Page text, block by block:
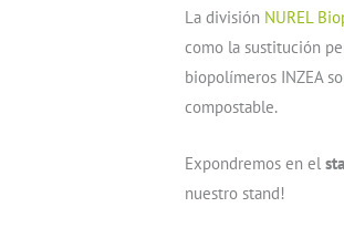
La división NUREL
como la sustitución
biopolímeros INZEA
compostable.
Expondremos en el
nuestro stand!